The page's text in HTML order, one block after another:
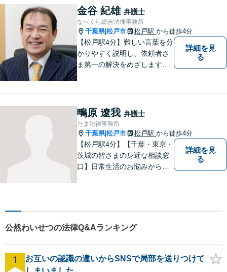
相談30分無料、オンライン面
談、事前の予約で土日の面談
にも対応しております。
金谷 紀雄 弁護士
なべくら総合法律事務所
千葉県|松戸市 松戸駅 から徒歩4分
【松戸駅4分】難しい言葉を分
かりやすく説明し、依頼者さ
ま第一の解決をめざします
応します【離婚・男女問題】
男女ともに相談可。熟年離
婚、財産分与など、お任せく
ださい。
詳細を見
る
鴫原 遼我 弁護士
たま法律事務所
千葉県|松戸市 松戸駅 から徒歩4分
【松戸駅4分】【千葉・東京・
茨城の皆さまの身近な相談窓
口】日常生活のお悩みから複
提案。解決まで弁護士がしっ
かりサポートします！【バリ
アフリー】
詳細を見
る
公然わいせつの法律Q&Aランキング
1
お互いの認識の違いからSNSで局部を送りつけて